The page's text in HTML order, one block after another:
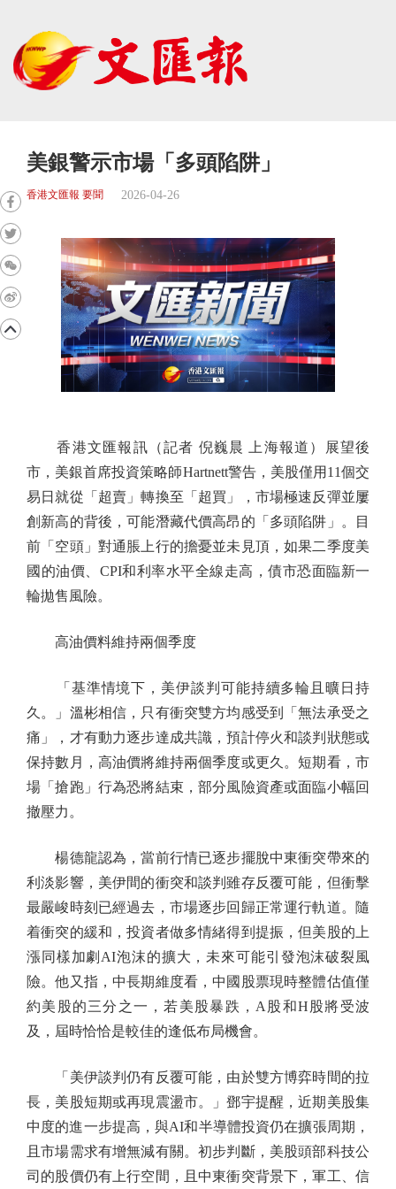
美銀警示市場「多頭陷阱」
香港文匯報 要聞 2026-04-26
香港文匯報訊（記者 倪巍晨 上海報道）展望後
市，美銀首席投資策略師Hartnett警告，美股僅用11個交
易日就從「超賣」轉換至「超買」，市場極速反彈並屢
創新高的背後，可能潛藏代價高昂的「多頭陷阱」。目
前「空頭」對通脹上行的擔憂並未見頂，如果二季度美
國的油價、CPI和利率水平全線走高，債市恐面臨新一
輪拋售風險。
高油價料維持兩個季度
「基準情境下，美伊談判可能持續多輪且曠日持
久。」溫彬相信，只有衝突雙方均感受到「無法承受之
痛」，才有動力逐步達成共識，預計停火和談判狀態或
保持數月，高油價將維持兩個季度或更久。短期看，市
場「搶跑」行為恐將結束，部分風險資產或面臨小幅回
撤壓力。
楊德龍認為，當前行情已逐步擺脫中東衝突帶來的
利淡影響，美伊間的衝突和談判雖存反覆可能，但衝擊
最嚴峻時刻已經過去，市場逐步回歸正常運行軌道。隨
着衝突的緩和，投資者做多情緒得到提振，但美股的上
漲同樣加劇AI泡沫的擴大，未來可能引發泡沫破裂風
險。他又指，中長期維度看，中國股票現時整體估值僅
約美股的三分之一，若美股暴跌，A股和H股將受波
及，屆時恰恰是較佳的逢低布局機會。
「美伊談判仍有反覆可能，由於雙方博弈時間的拉
長，美股短期或再現震盪市。」鄧宇提醒，近期美股集
中度的進一步提高，與AI和半導體投資仍在擴張周期，
且市場需求有增無減有關。初步判斷，美股頭部科技公
司的股價仍有上行空間，且中東衝突背景下，軍工、信